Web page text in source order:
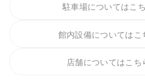
FLOOR
フロアガイド
サービス&施
駐車場についてはこ
館内設備についてはこ
店舗についてはこち